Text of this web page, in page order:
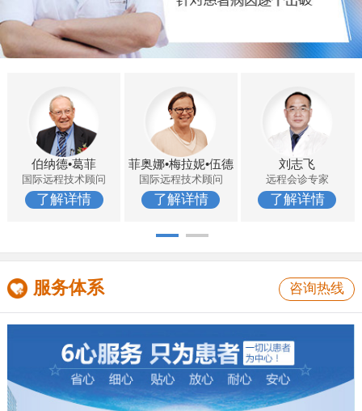
伯纳德•葛菲
国际远程技术顾问
了解详情
菲奥娜•梅拉妮•伍德
国际远程技术顾问
了解详情
刘志飞
远程会诊专家
了解详情
咨询热线
服务体系